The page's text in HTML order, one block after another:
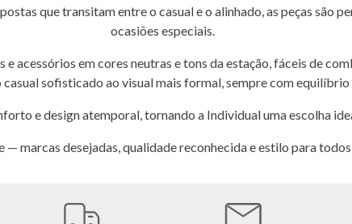
que transitam entre o casual e o alinhado, as peças são
ocasiões especiais.
e acessórios em cores neutras e tons da estação, fáceis de
sofisticado ao visual mais formal, sempre com
e design atemporal, tornando a Individual uma escolha
— marcas desejadas, qualidade reconhecida e estilo para